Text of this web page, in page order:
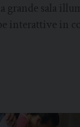
grande sala
interattive in